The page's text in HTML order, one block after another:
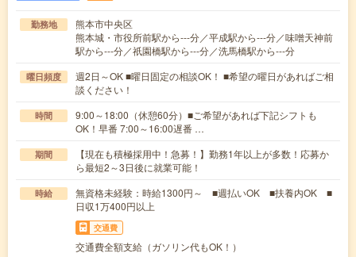
勤務地
熊本市中央区
熊本城・市役所前駅から---分／平成駅から---分／味噌天神前
駅から---分／祇園橋駅から---分／洗馬橋駅から---分
曜日頻度
週2日～OK ■曜日固定の相談OK！ ■希望の曜日があればご相
談ください！
時間
9:00～18:00（休憩60分）■ご希望があれば下記シフトも
OK！早番 7:00～16:00遅番 …
期間
【現在も積極採用中！急募！】勤務1年以上が多数！応募か
ら最短2～3日後に就業可能！
時給
無資格未経験：時給1300円～ ■週払いOK ■扶養内OK ■
日収1万400円以上
交通費
交通費全額支給（ガソリン代もOK！）